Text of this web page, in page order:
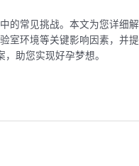
的常见挑战。本文为您详细解
室环境等关键影响因素，并提
助您实现好孕梦想。